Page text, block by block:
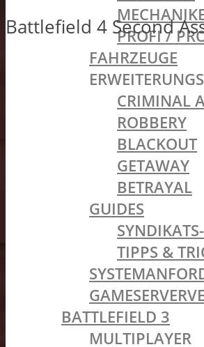
PROFI /
FAHRZEUGE
CRIMINAL
ROBBERY
BLACKOUT
GETAWAY
BETRAYAL
GUIDES
TIPPS &
BATTLEFIELD 3
MULTIPLAYER
Battlefield 4 Second